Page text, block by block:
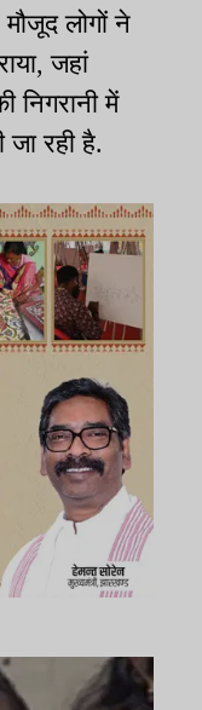
लोगों ने
जहां
निगरानी में
रही है.